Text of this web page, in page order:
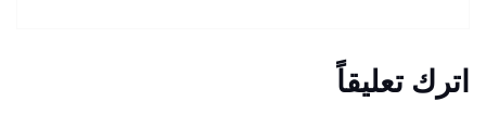
اترك تعليقاً